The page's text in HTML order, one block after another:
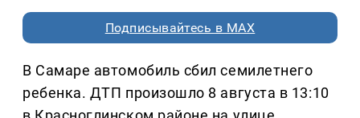
Подписывайтесь в MAX
В Самаре автомобиль сбил семилетнего
ребенка. ДТП произошло 8 августа в 13:10